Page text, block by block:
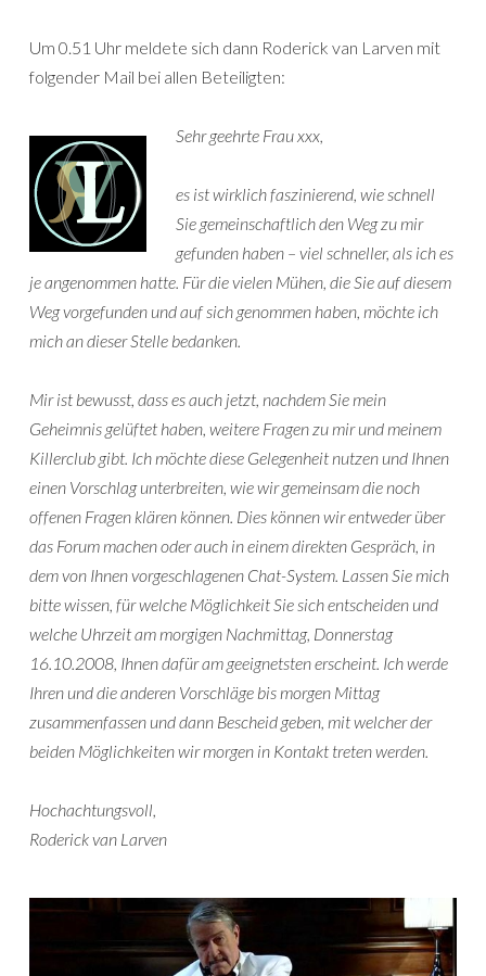
Um 0.51 Uhr meldete sich dann Roderick van Larven mit
folgender Mail bei allen Beteiligten:
Sehr geehrte Frau xxx,
es ist wirklich faszinierend, wie schnell
Sie gemeinschaftlich den Weg zu mir
gefunden haben – viel schneller, als ich es
je angenommen hatte. Für die vielen Mühen, die Sie auf diesem
Weg vorgefunden und auf sich genommen haben, möchte ich
mich an dieser Stelle bedanken.
Mir ist bewusst, dass es auch jetzt, nachdem Sie mein
Geheimnis gelüftet haben, weitere Fragen zu mir und meinem
Killerclub gibt. Ich möchte diese Gelegenheit nutzen und Ihnen
einen Vorschlag unterbreiten, wie wir gemeinsam die noch
offenen Fragen klären können. Dies können wir entweder über
das Forum machen oder auch in einem direkten Gespräch, in
dem von Ihnen vorgeschlagenen Chat-System. Lassen Sie mich
bitte wissen, für welche Möglichkeit Sie sich entscheiden und
welche Uhrzeit am morgigen Nachmittag, Donnerstag
16.10.2008, Ihnen dafür am geeignetsten erscheint. Ich werde
Ihren und die anderen Vorschläge bis morgen Mittag
zusammenfassen und dann Bescheid geben, mit welcher der
beiden Möglichkeiten wir morgen in Kontakt treten werden.
Hochachtungsvoll,
Roderick van Larven